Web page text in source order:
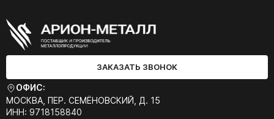
ЗАКАЗАТЬ ЗВОНОК
ОФИС:
МОСКВА, ПЕР. СЕМЁНОВСКИЙ, Д. 15
ИНН: 9718158840